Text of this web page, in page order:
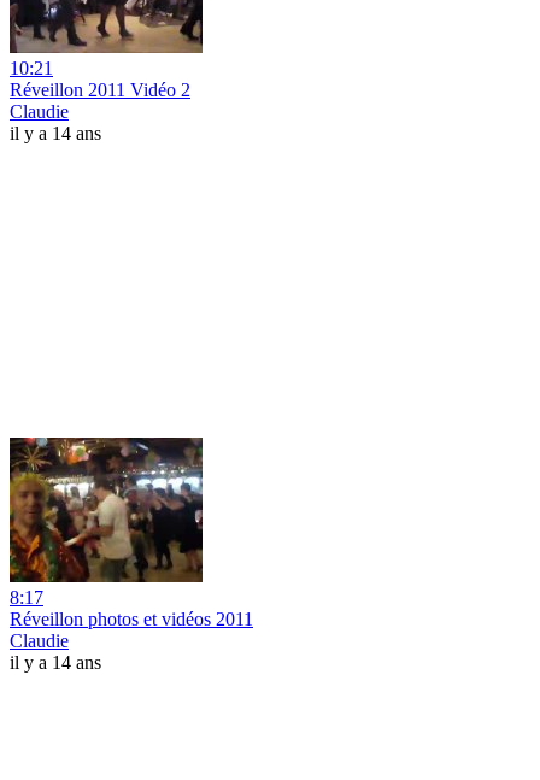
10:21
Réveillon 2011 Vidéo 2
Claudie
il y a 14 ans
8:17
Réveillon photos et vidéos 2011
Claudie
il y a 14 ans